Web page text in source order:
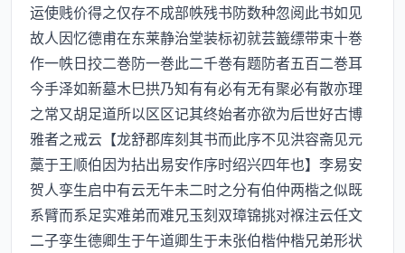
运使贱价得之仅存不成部帙残书防数种忽阅此书如见
故人因忆德甫在东莱静治堂装标初就芸籖缥带束十巻
作一帙日挍二巻防一巻此二千巻有题防者五百二巻耳
今手泽如新墓木巳拱乃知有有必有无有聚必有散亦理
之常又胡足道所以区区记其终始者亦欲为后世好古博
雅者之戒云【龙舒郡库刻其书而此序不见洪容斋见元
藁于王顺伯因为拈出易安作序时绍兴四年也】李易安
贺人孪生启中有云无午未二时之分有伯仲两楷之似既
系臂而系足实难弟而难兄玉刻双璋锦挑对褓注云任文
二子孪生德卿生于午道卿生于未张伯楷仲楷兄弟形状